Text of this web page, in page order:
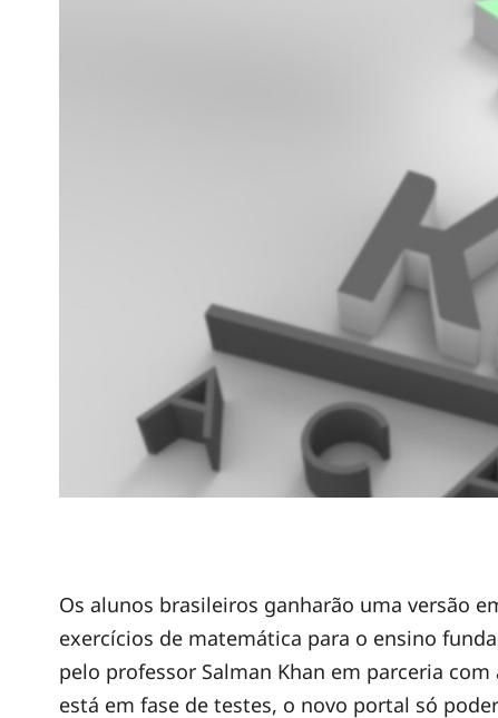
P
o
Os alunos brasileiros ganharão uma versão
exercícios de matemática para o ensino
pelo professor Salman Khan em parceria com
está em fase de testes, o novo portal só